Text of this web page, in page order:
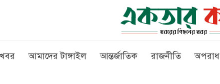
আমাদের টাঙ্গাইল আন্তর্জাতিক রাজনীতি অপরাধ